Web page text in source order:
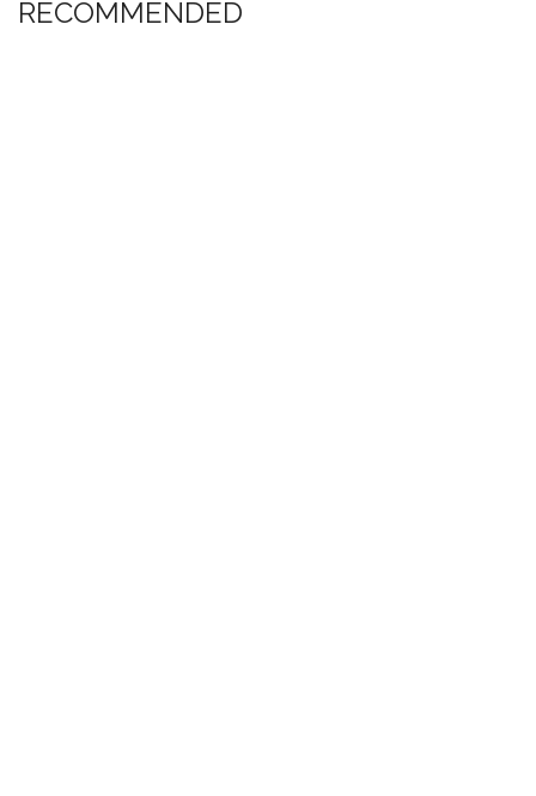
RECOMMENDED